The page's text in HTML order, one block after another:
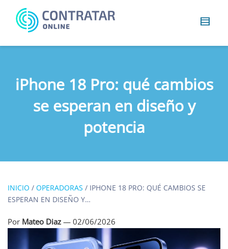
Busca
iPhone 18 Pro: qué cambios
se esperan en diseño y
potencia
INICIO / OPERADORAS / IPHONE 18 PRO: QUÉ CAMBIOS SE
ESPERAN EN DISEÑO Y…
Por Mateo Diaz — 02/06/2026